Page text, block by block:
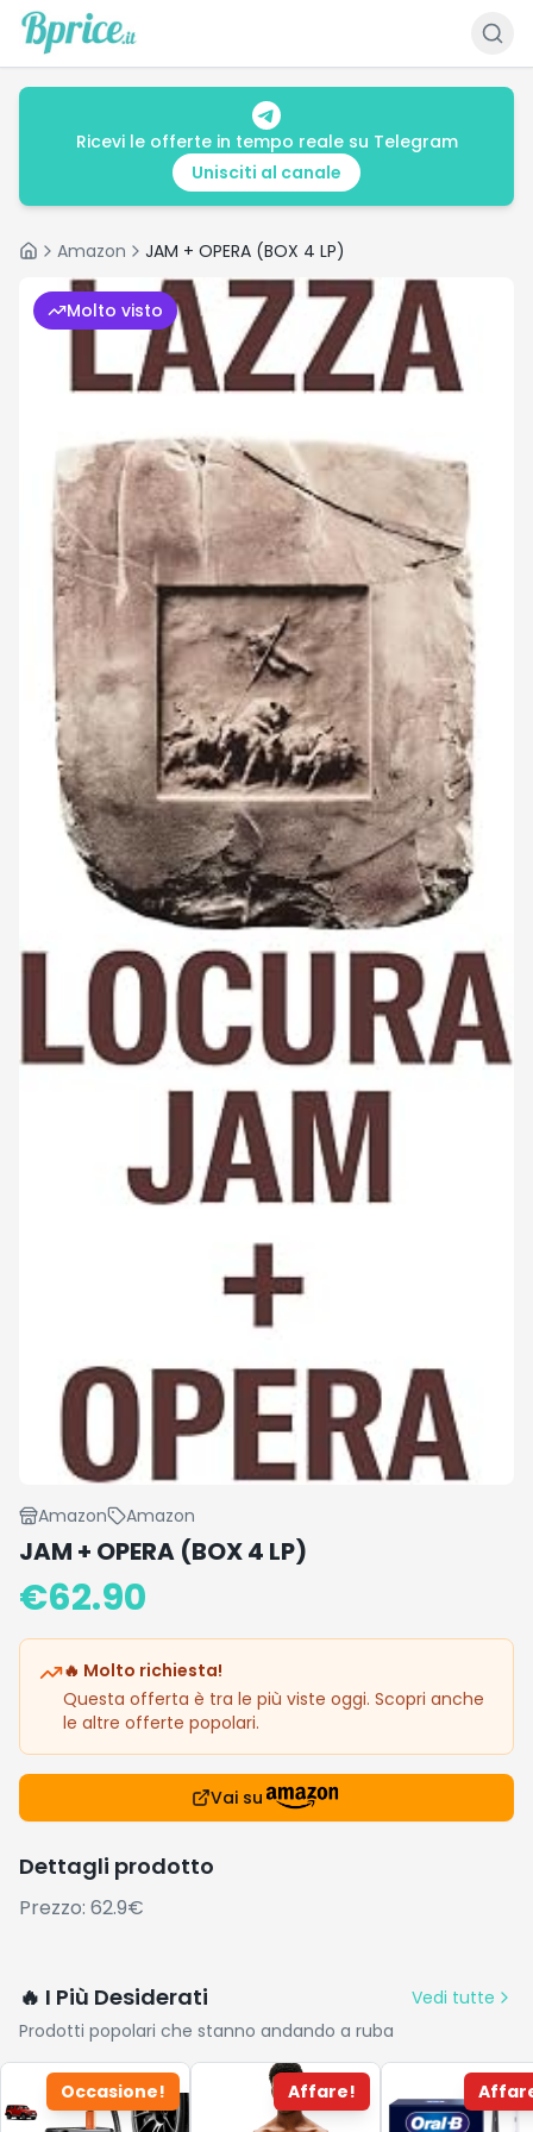
Ricevi le offerte in tempo reale su Telegram
Unisciti al canale
HomeAmazon JAM + OPERA (BOX 4 LP)
Molto visto
Amazon Amazon
JAM + OPERA (BOX 4 LP)
€62.90
🔥 Molto richiesta!
Questa offerta è tra le più viste oggi. Scopri anche
le altre offerte popolari.
Vai su
Dettagli prodotto
Prezzo: 62.9€
🔥 I Più Desiderati
Vedi tutte
Prodotti popolari che stanno andando a ruba
Occasione! Affare!